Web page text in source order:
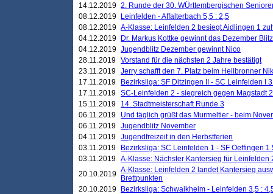
14.12.2019 2. Runde der 30. WÜrttembergischen
08.12.2019
Leinfelden - Affalterbach 5,5 : 2,5
08.12.2019 A-Klasse: Leinfelden 2 besiegt Aidlingen 1
04.12.2019
Dr. Markus Kottke gewinnt das Dezember
04.12.2019 Jugendblitz Dezember gewinnt Nico
28.11.2019 Vorstand für die nächsten 2 Jahre bestätigt
23.11.2019 Jerry schafft den 7. Platz beim Heilbronner
17.11.2019
Bezirksliga: SF Ditzingen II - SC Leinfelden I
17.11.2019 SC-Leinfelden 2 - siegreich gegen Magstadt 2
15.11.2019
14. Stadtmeisterschaft Runde 3
06.11.2019
Und täglich grüßt das Murmeltier - beim
06.11.2019 Jugendblitz November
04.11.2019 Jugendfreizeit in den Herbstferien
03.11.2019
Bezirksliga: SC Leinfelden 1 - SF Oeffingen 1
03.11.2019 A-Klasse: Nächster Kantersieg für Leinfelden
20.10.2019 A-Klasse: Leinfelden 2 landet Kantersieg
Brettpunkten
20.10.2019
Bezirksliga: Schwaikheim - Leinfelden 3,5 :